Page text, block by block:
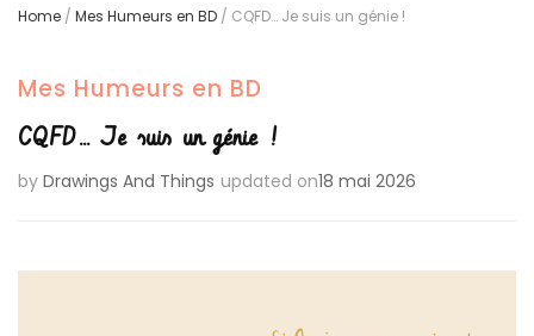
Home / Mes Humeurs en BD / CQFD… Je suis un génie !
Mes Humeurs en BD
CQFD… Je suis un génie !
by Drawings And Things updated on18 mai 2026